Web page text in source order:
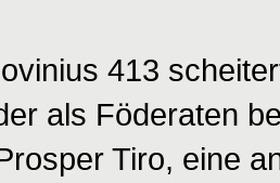
413
als Föderaten
Tiro, eine